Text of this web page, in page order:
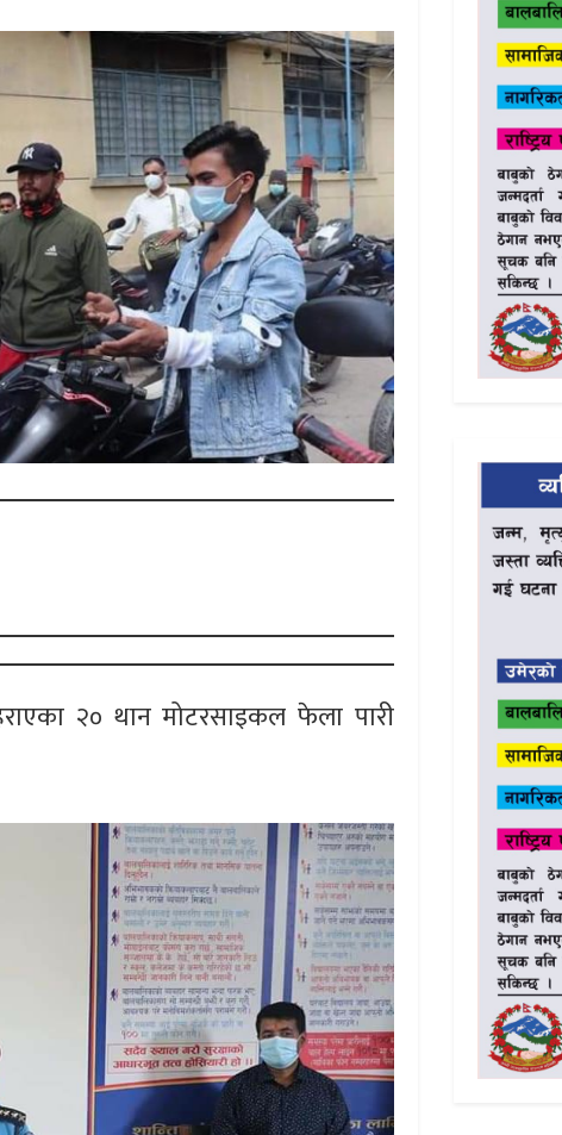
२० थान मोटरसाइकल फेला पारी